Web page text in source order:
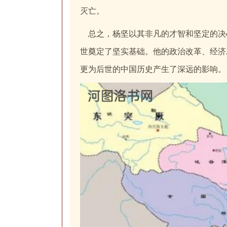
灭亡。
总之，杨坚以其非凡的才智和坚定的
世奠定了坚实基础。他的政治改革、经
更为后世的中国历史产生了深远的影响